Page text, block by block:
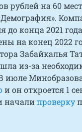
рублей на 60 мест
до конца 2021
на конец 2022
Забайкалья
из-за
июле
и он откроется 1
началипроверку